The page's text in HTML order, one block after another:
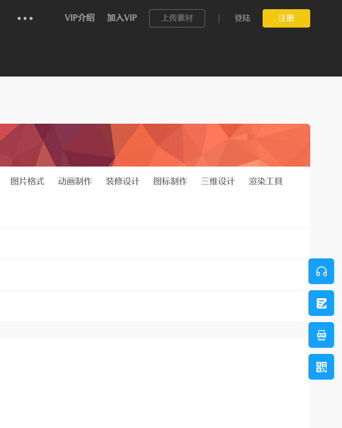
VIP介绍 加入VIP 上传素材 登陆 注册
图片格式 动画制作 装修设计 图标制作 三维设计 渲染工具